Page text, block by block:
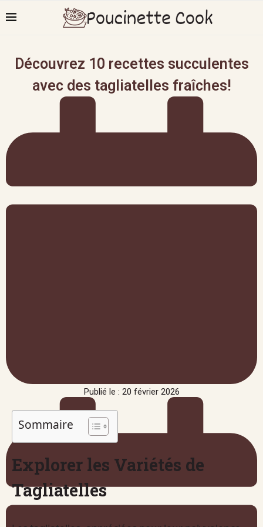
Découvrez 10 recettes succulentes
avec des tagliatelles fraîches!
Publié le : 20 février 2026
Sommaire
Explorer les Variétés de
Tagliatelles